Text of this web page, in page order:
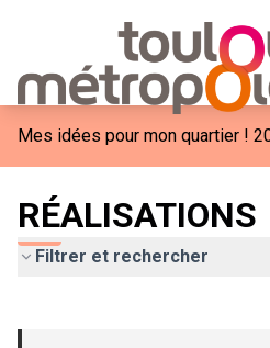
Mes idées pour mon quartier !
RÉALISATIONS
Filtrer et rechercher